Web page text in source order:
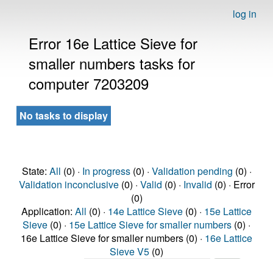
log in
Error 16e Lattice Sieve for
smaller numbers tasks for
computer 7203209
No tasks to display
State: All (0) · In progress(0) · Validation pending (0) ·
Validation inconclusive(0) · Valid (0) · Invalid (0) · Error
(0)
Application: All (0) · 14e Lattice Sieve (0) · 15e Lattice
Sieve (0) · 15e Lattice Sieve for smaller numbers (0) ·
16e Lattice Sieve for smaller numbers (0) · 16e Lattice
Sieve V5 (0)